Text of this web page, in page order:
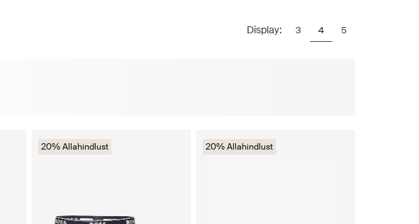
Display: 3 4 5
20% Allahindlust 20% Allahindlust